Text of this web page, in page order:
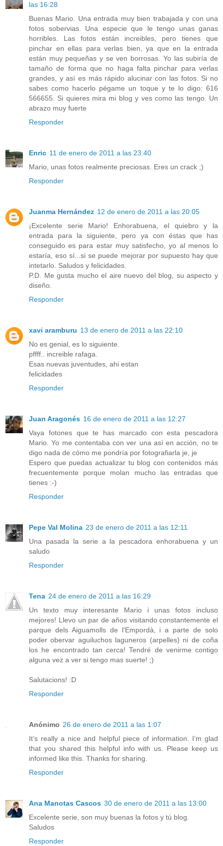
las 16:28
Buenas Mario. Una entrada muy bien trabajada y con una
fotos sobervias. Una especie que le tengo unas ganas
horribles. Las fotos están increibles, pero tienes que
pinchar en ellas para verlas bien, ya que en la entrada
están muy pequeñas y se ven borrosas. Yo las subiría de
tamaño de forma que no haga falta pinchar para verlas
grandes, y así es más rápido alucinar con las fotos. Si no
sabes como hacerlo pégame un toque y te lo digo: 616
566655. Si quieres mira mi blog y ves como las tengo. Un
abrazo muy fuerte
Responder
Enric 11 de enero de 2011 a las 23:40
Mario, unas fotos realmente preciosas. Eres un crack ;)
Responder
Juanma Hernández 12 de enero de 2011 a las 20:05
¡Excelente serie Mario! Enhorabuena, el quiebro y la
entrada para la siguiente, pero ya con éstas que has
conseguido es para estar muy satisfecho, yo al menos lo
estaría, eso sí...si se puede mejorar por supuesto hay que
intetarlo. Saludos y felicidades.
P.D. Me gusta mucho el aire nuevo del blog, su aspecto y
diseño.
Responder
xavi aramburu 13 de enero de 2011 a las 22:10
No es genial, es lo siguiente.
pffff.. increible rafaga.
Esas nuevas juventudes, ahi estan
felicidades
Responder
Juan Aragonés 16 de enero de 2011 a las 12:27
Vaya fotones que te has marcado con esta pescadora
Mario. Yo me contentaba con ver una así en acción, no te
digo nada de cómo me pondría por fotografiarla je, je
Espero que puedas actualizar tu blog con contenidos más
frecuentemente porque molan mucho las entradas que
tienes :-)
Responder
Pepe Val Molina 23 de enero de 2011 a las 12:11
Una pasada la serie a la pescadora enhorabuena y un
saludo
Responder
Tena 24 de enero de 2011 a las 16:29
Un texto muy interesante Mario i unas fotos incluso
mejores! Llevo un par de años visitando constantemente el
parque dels Aiguamolls de l'Empordà, i a parte de solo
poder obervar aguiluchos laguneros (arpelles) ni de coña
los he encontrado tan cerca! Tendré de venirme contigo
alguna vez a ver si tengo mas suerte! ;)
Salutacions! :D
Responder
Anónimo 26 de enero de 2011 a las 1:07
It’s really a nice and helpful piece of information. I’m glad
that you shared this helpful info with us. Please keep us
informed like this. Thanks for sharing.
Responder
Ana Manotas Cascos 30 de enero de 2011 a las 13:00
Excelente serie, son muy buenas la fotos y tú blog.
Saludos
Responder